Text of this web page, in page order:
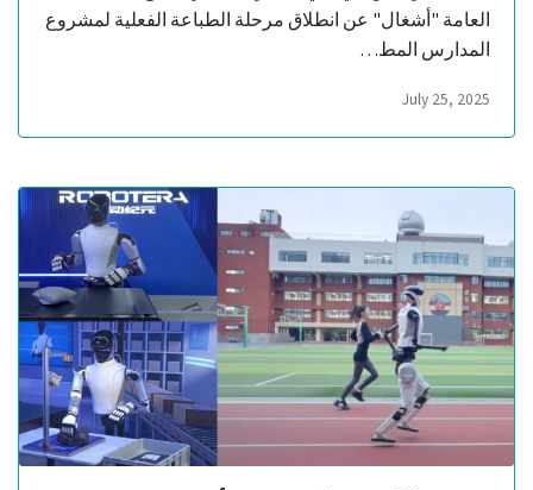
العامة "أشغال" عن انطلاق مرحلة الطباعة الفعلية لمشروع
المدارس المط…
July 25, 2025